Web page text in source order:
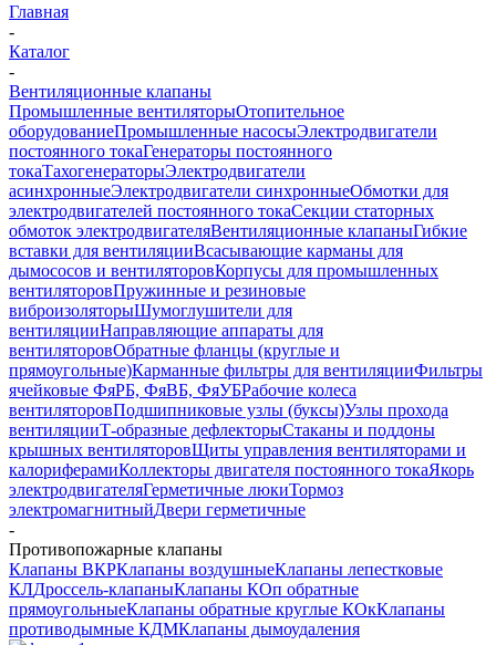
Главная
-
Каталог
-
Вентиляционные клапаны
Промышленные вентиляторыОтопительное
оборудованиеПромышленные насосыЭлектродвигатели
постоянного токаГенераторы постоянного
токаТахогенераторыЭлектродвигатели
асинхронныеЭлектродвигатели синхронныеОбмотки для
электродвигателей постоянного токаСекции статорных
обмоток электродвигателяВентиляционные клапаныГибкие
вставки для вентиляцииВсасывающие карманы для
дымососов и вентиляторовКорпусы для промышленных
вентиляторовПружинные и резиновые
виброизоляторыШумоглушители для
вентиляцииНаправляющие аппараты для
вентиляторовОбратные фланцы (круглые и
прямоугольные)Карманные фильтры для вентиляцииФильтры
ячейковые ФяРБ, ФяВБ, ФяУБРабочие колеса
вентиляторовПодшипниковые узлы (буксы)Узлы прохода
вентиляцииТ-образные дефлекторыСтаканы и поддоны
крышных вентиляторовЩиты управления вентиляторами и
калориферамиКоллекторы двигателя постоянного токаЯкорь
электродвигателяГерметичные люкиТормоз
электромагнитныйДвери герметичные
-
Противопожарные клапаны
Клапаны ВКРКлапаны воздушныеКлапаны лепестковые
КЛДроссель-клапаныКлапаны КОп обратные
прямоугольныеКлапаны обратные круглые КОкКлапаны
противодымные КДМКлапаны дымоудаления